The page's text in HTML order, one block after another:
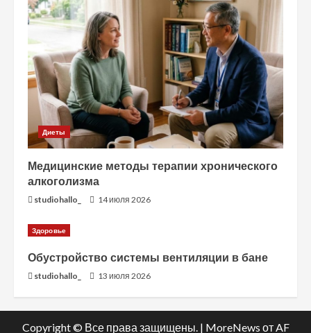
Диеты
Медицинские методы терапии хронического
алкоголизма
studiohallo_ 14 июля 2026
Здоровье
Обустройство системы вентиляции в бане
studiohallo_ 13 июля 2026
Copyright © Все права защищены. | MoreNews от AF